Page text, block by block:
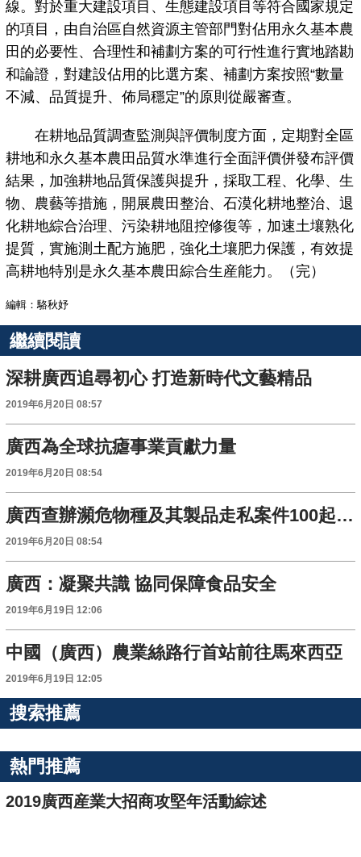
線。對於重大建設項目、生態建設項目等符合國家規定
的項目，由自治區自然資源主管部門對佔用永久基本農
田的必要性、合理性和補劃方案的可行性進行實地踏勘
和論證，對建設佔用的比選方案、補劃方案按照“數量
不減、品質提升、佈局穩定”的原則從嚴審查。
在耕地品質調查監測與評價制度方面，定期對全區
耕地和永久基本農田品質水準進行全面評價併發布評價
結果，加強耕地品質保護與提升，採取工程、化學、生
物、農藝等措施，開展農田整治、石漠化耕地整治、退
化耕地綜合治理、污染耕地阻控修復等，加速土壤熟化
提質，實施測土配方施肥，強化土壤肥力保護，有效提
高耕地特別是永久基本農田綜合生産能力。（完）
編輯：駱秋妤
繼續閱讀
深耕廣西追尋初心 打造新時代文藝精品
2019年6月20日 08:57
廣西為全球抗瘧事業貢獻力量
2019年6月20日 08:54
廣西查辦瀕危物種及其製品走私案件100起 案值達1.08億元
2019年6月20日 08:54
廣西：凝聚共識 協同保障食品安全
2019年6月19日 12:06
中國（廣西）農業絲路行首站前往馬來西亞
2019年6月19日 12:05
搜索推薦
熱門推薦
2019廣西産業大招商攻堅年活動綜述